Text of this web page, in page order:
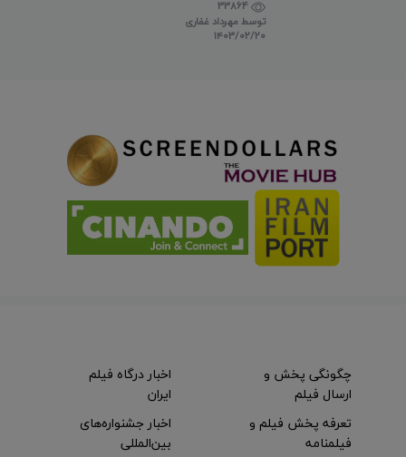
توسط مهرداد غفاری
۱۴۰۳/۰۲/۲۰
چگونگی پخش و
ارسال فیلم
تعرفه پخش فیلم و
فیلمنامه
اخبار درگاه فیلم
ایران
اخبار جشنواره‌های
بین‌المللی